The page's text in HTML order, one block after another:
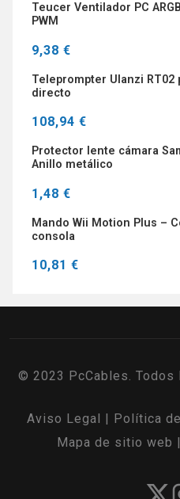
Teucer Ventilador PC
PWM
9,38 €
Teleprompter Ulanzi RT02
directo
108,94 €
Protector lente cámara
Anillo metálico
1,48 €
Mando Wii Motion Plus –
consola
10,81 €
© 2023 PcCables.
Aviso Legal Política
Mapa de sitio web